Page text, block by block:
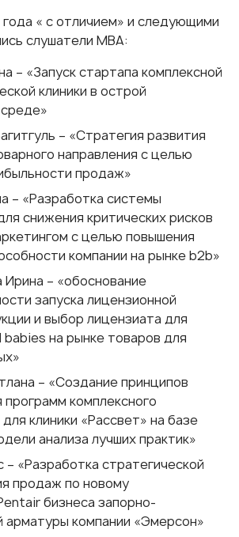
года « с отличием» и следующими
слушатели МВА:
– «Запуск стартапа комплексной
клиники в острой
– «Стратегия развития
направления с целью
продаж»
– «Разработка системы
снижения критических рисков
с целью повышения
компании на рынке b2b»
– «обоснование
запуска лицензионной
и выбор лицензиата для
на рынке товаров для
– «Создание принципов
комплексного
клиники «Рассвет» на базе
анализа лучших практик»
– «Разработка стратегической
продаж по новому
бизнеса запорно-
арматуры компании «Эмерсон»